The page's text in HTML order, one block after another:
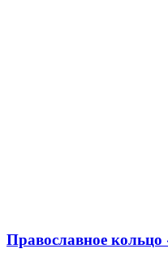
Православное кольцо